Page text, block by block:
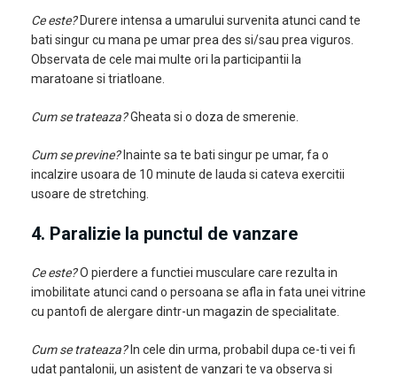
Ce este?Durere intensa a umarului survenita atunci cand te
bati singur cu mana pe umar prea des si/sau prea viguros.
Observata de cele mai multe ori la participantii la
maratoane si triatloane.
Cum se trateaza?Gheata si o doza de smerenie.
Cum se previne?Inainte sa te bati singur pe umar, fa o
incalzire usoara de 10 minute de lauda si cateva exercitii
usoare de stretching.
4. Paralizie la punctul de vanzare
Ce este?O pierdere a functiei musculare care rezulta in
imobilitate atunci cand o persoana se afla in fata unei vitrine
cu pantofi de alergare dintr-un magazin de specialitate.
Cum se trateaza?In cele din urma, probabil dupa ce-ti vei fi
udat pantalonii, un asistent de vanzari te va observa si